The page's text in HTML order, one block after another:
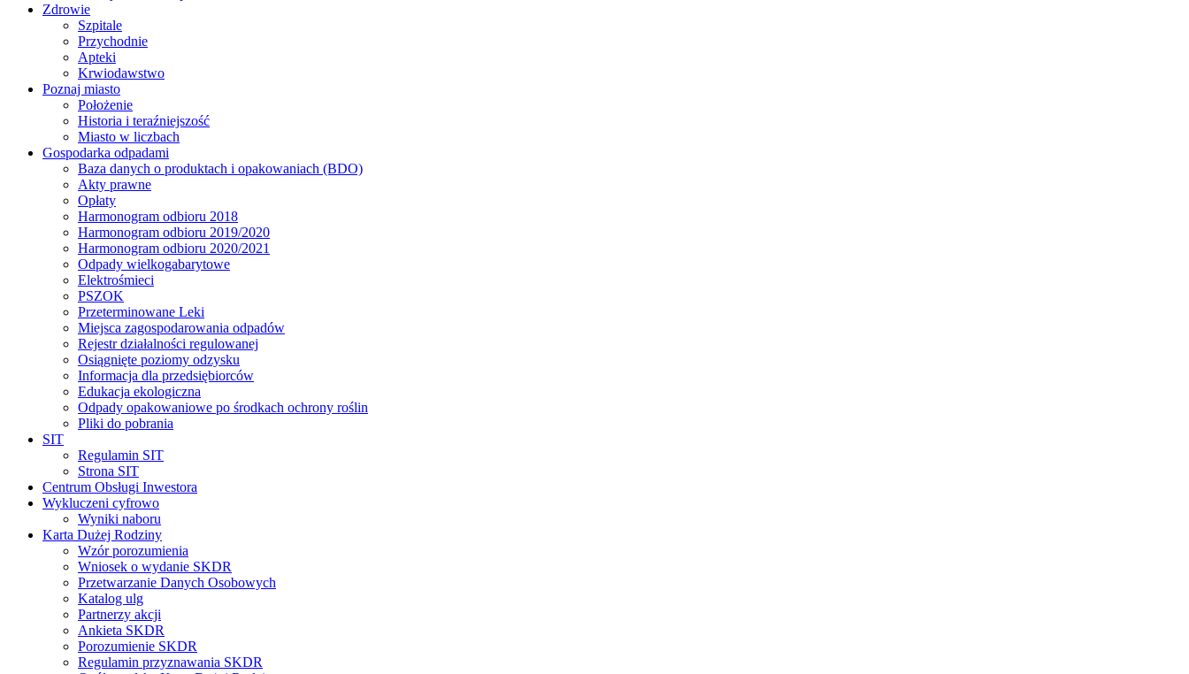
Zdrowie
Szpitale
Przychodnie
Apteki
Krwiodawstwo
Poznaj miasto
Położenie
Historia i teraźniejszość
Miasto w liczbach
Gospodarka odpadami
Baza danych o produktach i opakowaniach (BDO)
Akty prawne
Opłaty
Harmonogram odbioru 2018
Harmonogram odbioru 2019/2020
Harmonogram odbioru 2020/2021
Odpady wielkogabarytowe
Elektrośmieci
PSZOK
Przeterminowane Leki
Miejsca zagospodarowania odpadów
Rejestr działalności regulowanej
Osiągnięte poziomy odzysku
Informacja dla przedsiębiorców
Edukacja ekologiczna
Odpady opakowaniowe po środkach ochrony roślin
Pliki do pobrania
SIT
Regulamin SIT
Strona SIT
Centrum Obsługi Inwestora
Wykluczeni cyfrowo
Wyniki naboru
Karta Dużej Rodziny
Wzór porozumienia
Wniosek o wydanie SKDR
Przetwarzanie Danych Osobowych
Katalog ulg
Partnerzy akcji
Ankieta SKDR
Porozumienie SKDR
Regulamin przyznawania SKDR